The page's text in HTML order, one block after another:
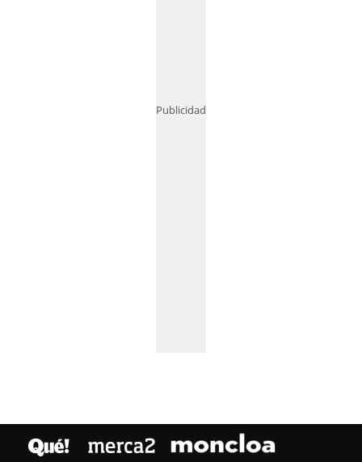
Publicidad